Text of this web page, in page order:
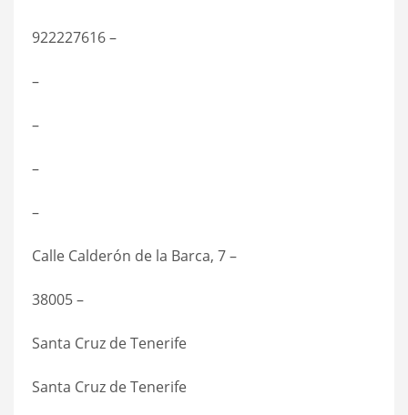
922227616 –
–
–
–
–
Calle Calderón de la Barca, 7 –
38005 –
Santa Cruz de Tenerife
Santa Cruz de Tenerife